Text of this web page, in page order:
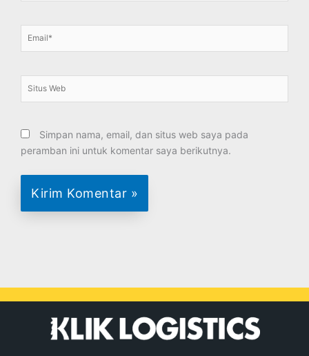
Email*
Situs
Web
Simpan nama, email, dan situs web saya pada
peramban ini untuk komentar saya berikutnya.